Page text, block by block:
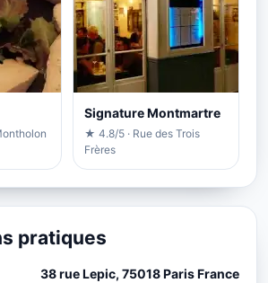
Signature Montmartre
★ 4.8/5 · Rue des Trois
Frères
pratiques
38 rue Lepic, 75018 Paris France